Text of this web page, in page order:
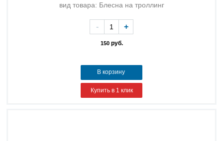
вид товара: Блесна на троллинг
150руб.
- +
В корзину
Купить в 1 клик